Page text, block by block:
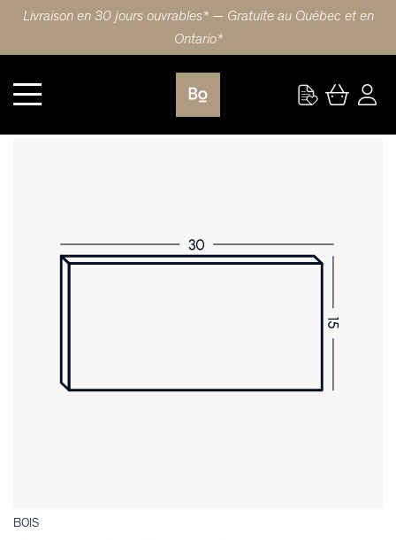
Livraison en 30 jours ouvrables* — Gratuite au Québec et en
Ontario*
Cuisine FAÇADE DE TIROIR 30X15 (76x38cm) NOYER SLAB
BOIS